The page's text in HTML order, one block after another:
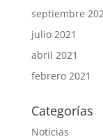
septiembre
julio 2021
abril 2021
febrero 2021
Categorías
Noticias